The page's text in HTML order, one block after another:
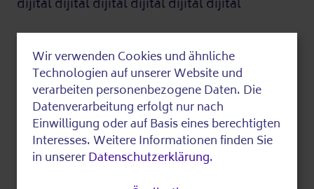
Son olarak düzenlenmiş
Bulduklarınızı
paylaşın
Use
of
personal
data
and
Wir verwenden Cookies und ähnliche
Technologien auf unserer Website und
verarbeiten personenbezogene Daten. Die
Datenverarbeitung erfolgt nur nach
Einwilligung oder auf Basis eines berechtigten
Interesses. Weitere Informationen finden Sie
in unsererDatenschutzerklärung.